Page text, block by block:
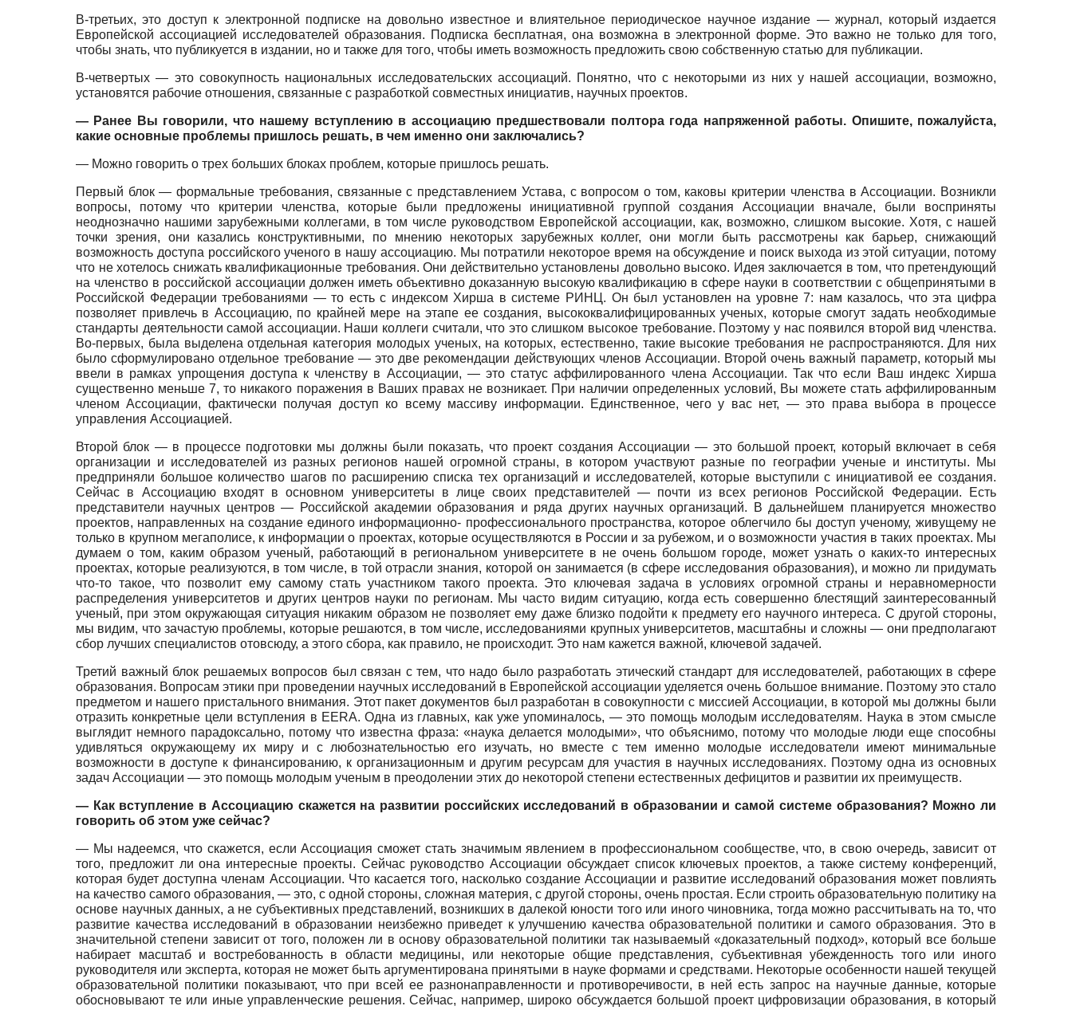
В-третьих, это доступ к электронной подписке на довольно известное и влиятельное периодическое научное издание — журнал, который издается
Европейской ассоциацией исследователей образования. Подписка бесплатная, она возможна в электронной форме. Это важно не только для того,
чтобы знать, что публикуется в издании, но и также для того, чтобы иметь возможность предложить свою собственную статью для публикации.
В-четвертых — это совокупность национальных исследовательских ассоциаций. Понятно, что с некоторыми из них у нашей ассоциации, возможно,
установятся рабочие отношения, связанные с разработкой совместных инициатив, научных проектов.
— Ранее Вы говорили, что нашему вступлению в ассоциацию предшествовали полтора года напряженной работы. Опишите, пожалуйста,
какие основные проблемы пришлось решать, в чем именно они заключались?
— Можно говорить о трех больших блоках проблем, которые пришлось решать.
Первый блок — формальные требования, связанные с представлением Устава, с вопросом о том, каковы критерии членства в Ассоциации. Возникли
вопросы, потому что критерии членства, которые были предложены инициативной группой создания Ассоциации вначале, были восприняты
неоднозначно нашими зарубежными коллегами, в том числе руководством Европейской ассоциации, как, возможно, слишком высокие. Хотя, с нашей
точки зрения, они казались конструктивными, по мнению некоторых зарубежных коллег, они могли быть рассмотрены как барьер, снижающий
возможность доступа российского ученого в нашу ассоциацию. Мы потратили некоторое время на обсуждение и поиск выхода из этой ситуации, потому
что не хотелось снижать квалификационные требования. Они действительно установлены довольно высоко. Идея заключается в том, что претендующий
на членство в российской ассоциации должен иметь объективно доказанную высокую квалификацию в сфере науки в соответствии с общепринятыми в
Российской Федерации требованиями — то есть с индексом Хирша в системе РИНЦ. Он был установлен на уровне 7: нам казалось, что эта цифра
позволяет привлечь в Ассоциацию, по крайней мере на этапе ее создания, высококвалифицированных ученых, которые смогут задать необходимые
стандарты деятельности самой ассоциации. Наши коллеги считали, что это слишком высокое требование. Поэтому у нас появился второй вид членства.
Во-первых, была выделена отдельная категория молодых ученых, на которых, естественно, такие высокие требования не распространяются. Для них
было сформулировано отдельное требование — это две рекомендации действующих членов Ассоциации. Второй очень важный параметр, который мы
ввели в рамках упрощения доступа к членству в Ассоциации, — это статус аффилированного члена Ассоциации. Так что если Ваш индекс Хирша
существенно меньше 7, то никакого поражения в Ваших правах не возникает. При наличии определенных условий, Вы можете стать аффилированным
членом Ассоциации, фактически получая доступ ко всему массиву информации. Единственное, чего у вас нет, — это права выбора в процессе
управления Ассоциацией.
Второй блок — в процессе подготовки мы должны были показать, что проект создания Ассоциации — это большой проект, который включает в себя
организации и исследователей из разных регионов нашей огромной страны, в котором участвуют разные по географии ученые и институты. Мы
предприняли большое количество шагов по расширению списка тех организаций и исследователей, которые выступили с инициативой ее создания.
Сейчас в Ассоциацию входят в основном университеты в лице своих представителей — почти из всех регионов Российской Федерации. Есть
представители научных центров — Российской академии образования и ряда других научных организаций. В дальнейшем планируется множество
проектов, направленных на создание единого информационно- профессионального пространства, которое облегчило бы доступ ученому, живущему не
только в крупном мегаполисе, к информации о проектах, которые осуществляются в России и за рубежом, и о возможности участия в таких проектах. Мы
думаем о том, каким образом ученый, работающий в региональном университете в не очень большом городе, может узнать о каких-то интересных
проектах, которые реализуются, в том числе, в той отрасли знания, которой он занимается (в сфере исследования образования), и можно ли придумать
что-то такое, что позволит ему самому стать участником такого проекта. Это ключевая задача в условиях огромной страны и неравномерности
распределения университетов и других центров науки по регионам. Мы часто видим ситуацию, когда есть совершенно блестящий заинтересованный
ученый, при этом окружающая ситуация никаким образом не позволяет ему даже близко подойти к предмету его научного интереса. С другой стороны,
мы видим, что зачастую проблемы, которые решаются, в том числе, исследованиями крупных университетов, масштабны и сложны — они предполагают
сбор лучших специалистов отовсюду, а этого сбора, как правило, не происходит. Это нам кажется важной, ключевой задачей.
Третий важный блок решаемых вопросов был связан с тем, что надо было разработать этический стандарт для исследователей, работающих в сфере
образования. Вопросам этики при проведении научных исследований в Европейской ассоциации уделяется очень большое внимание. Поэтому это стало
предметом и нашего пристального внимания. Этот пакет документов был разработан в совокупности с миссией Ассоциации, в которой мы должны были
отразить конкретные цели вступления в EERA. Одна из главных, как уже упоминалось, — это помощь молодым исследователям. Наука в этом смысле
выглядит немного парадоксально, потому что известна фраза: «наука делается молодыми», что объяснимо, потому что молодые люди еще способны
удивляться окружающему их миру и с любознательностью его изучать, но вместе с тем именно молодые исследователи имеют минимальные
возможности в доступе к финансированию, к организационным и другим ресурсам для участия в научных исследованиях. Поэтому одна из основных
задач Ассоциации — это помощь молодым ученым в преодолении этих до некоторой степени естественных дефицитов и развитии их преимуществ.
— Как вступление в Ассоциацию скажется на развитии российских исследований в образовании и самой системе образования? Можно ли
говорить об этом уже сейчас?
— Мы надеемся, что скажется, если Ассоциация сможет стать значимым явлением в профессиональном сообществе, что, в свою очередь, зависит от
того, предложит ли она интересные проекты. Сейчас руководство Ассоциации обсуждает список ключевых проектов, а также систему конференций,
которая будет доступна членам Ассоциации. Что касается того, насколько создание Ассоциации и развитие исследований образования может повлиять
на качество самого образования, — это, с одной стороны, сложная материя, с другой стороны, очень простая. Если строить образовательную политику на
основе научных данных, а не субъективных представлений, возникших в далекой юности того или иного чиновника, тогда можно рассчитывать на то, что
развитие качества исследований в образовании неизбежно приведет к улучшению качества образовательной политики и самого образования. Это в
значительной степени зависит от того, положен ли в основу образовательной политики так называемый «доказательный подход», который все больше
набирает масштаб и востребованность в области медицины, или некоторые общие представления, субъективная убежденность того или иного
руководителя или эксперта, которая не может быть аргументирована принятыми в науке формами и средствами. Некоторые особенности нашей текущей
образовательной политики показывают, что при всей ее разнонаправленности и противоречивости, в ней есть запрос на научные данные, которые
обосновывают те или иные управленческие решения. Сейчас, например, широко обсуждается большой проект цифровизации образования, в который